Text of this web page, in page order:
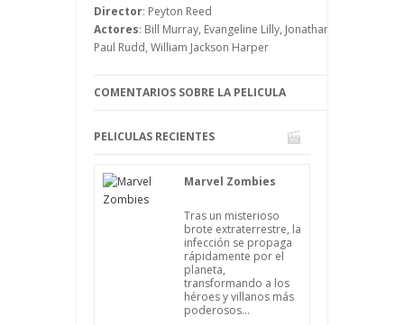
Director: Peyton Reed
Actores: Bill Murray, Evangeline Lilly, Jonathan Majors,
Paul Rudd, William Jackson Harper
COMENTARIOS SOBRE LA PELICULA
PELICULAS RECIENTES
Marvel Zombies
Tras un misterioso
brote extraterrestre, la
infección se propaga
rápidamente por el
planeta,
transformando a los
héroes y villanos más
poderosos...